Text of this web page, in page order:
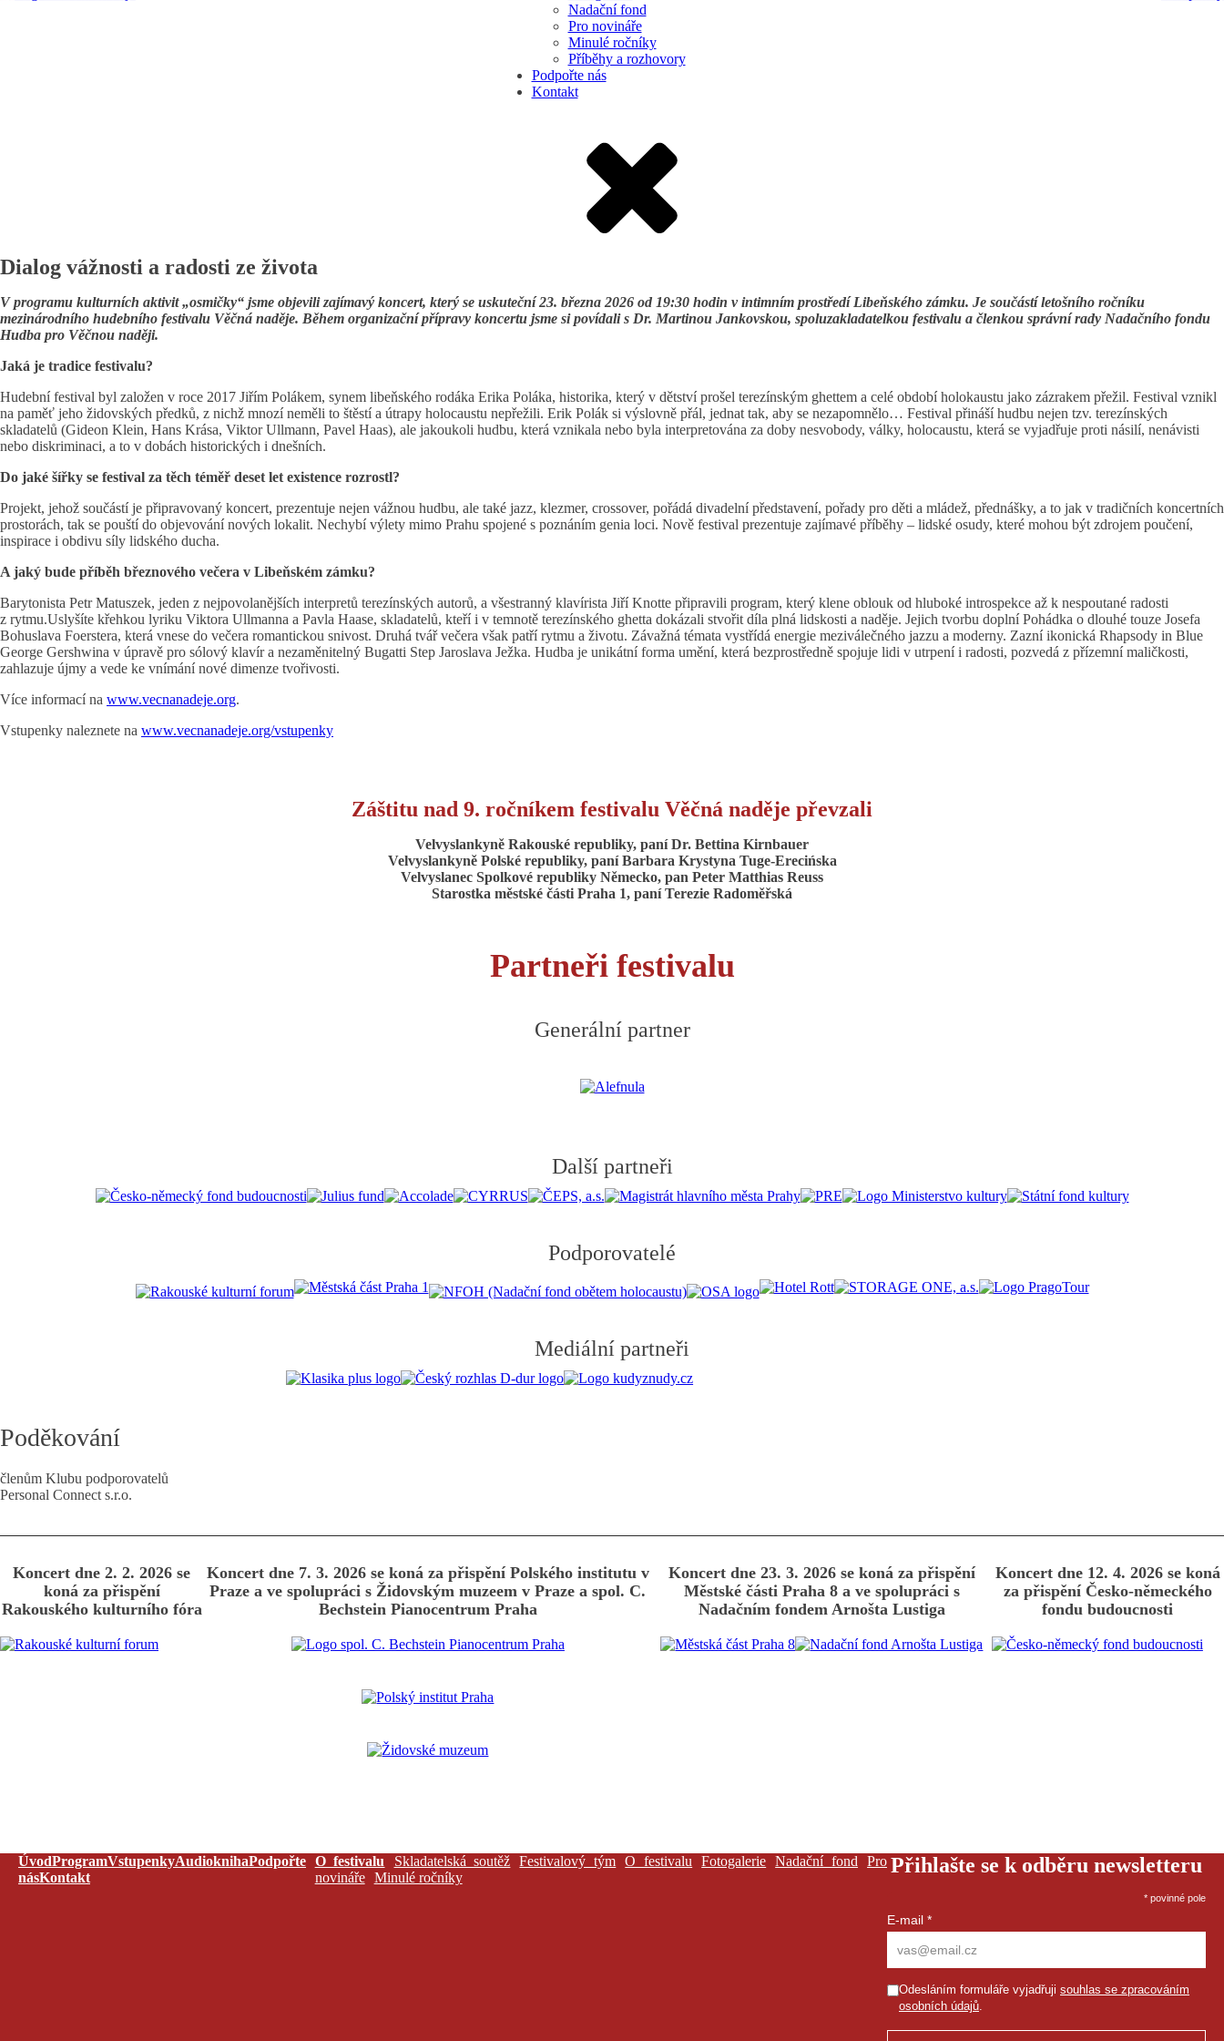
Nadační fond
Pro novináře
Minulé ročníky
Příběhy a rozhovory
Podpořte nás
Kontakt
Dialog vážnosti a radosti ze života
V programu kulturních aktivit „osmičky“ jsme objevili zajímavý koncert, který se uskuteční 23. března 2026 od 19:30 hodin v intimním prostředí Libeňského zámku. Je součástí letošního ročníku
mezinárodního hudebního festivalu Věčná naděje. Během organizační přípravy koncertu jsme si povídali s Dr. Martinou Jankovskou, spoluzakladatelkou festivalu a členkou správní rady Nadačního fondu
Hudba pro Věčnou naději.
Jaká je tradice festivalu?
Hudební festival byl založen v roce 2017 Jiřím Polákem, synem libeňského rodáka Erika Poláka, historika, který v dětství prošel terezínským ghettem a celé období holokaustu jako zázrakem přežil. Festival vznikl
na paměť jeho židovských předků, z nichž mnozí neměli to štěstí a útrapy holocaustu nepřežili. Erik Polák si výslovně přál, jednat tak, aby se nezapomnělo… Festival přináší hudbu nejen tzv. terezínských
skladatelů (Gideon Klein, Hans Krása, Viktor Ullmann, Pavel Haas), ale jakoukoli hudbu, která vznikala nebo byla interpretována za doby nesvobody, války, holocaustu, která se vyjadřuje proti násilí, nenávisti
nebo diskriminaci, a to v dobách historických i dnešních.
Do jaké šířky se festival za těch téměř deset let existence rozrostl?
Projekt, jehož součástí je připravovaný koncert, prezentuje nejen vážnou hudbu, ale také jazz, klezmer, crossover, pořádá divadelní představení, pořady pro děti a mládež, přednášky, a to jak v tradičních koncertních
prostorách, tak se pouští do objevování nových lokalit. Nechybí výlety mimo Prahu spojené s poznáním genia loci. Nově festival prezentuje zajímavé příběhy – lidské osudy, které mohou být zdrojem poučení,
inspirace i obdivu síly lidského ducha.
A jaký bude příběh březnového večera v Libeňském zámku?
Barytonista Petr Matuszek, jeden z nejpovolanějších interpretů terezínských autorů, a všestranný klavírista Jiří Knotte připravili program, který klene oblouk od hluboké introspekce až k nespoutané radosti
z rytmu.Uslyšíte křehkou lyriku Viktora Ullmanna a Pavla Haase, skladatelů, kteří i v temnotě terezínského ghetta dokázali stvořit díla plná lidskosti a naděje. Jejich tvorbu doplní Pohádka o dlouhé touze Josefa
Bohuslava Foerstera, která vnese do večera romantickou snivost. Druhá tvář večera však patří rytmu a životu. Závažná témata vystřídá energie meziválečného jazzu a moderny. Zazní ikonická Rhapsody in Blue
George Gershwina v úpravě pro sólový klavír a nezaměnitelný Bugatti Step Jaroslava Ježka. Hudba je unikátní forma umění, která bezprostředně spojuje lidi v utrpení i radosti, pozvedá z přízemní maličkosti,
zahlazuje újmy a vede ke vnímání nové dimenze tvořivosti.
Více informací na www.vecnanadeje.org.
Vstupenky naleznete na www.vecnanadeje.org/vstupenky
Záštitu nad 9. ročníkem festivalu Věčná naděje převzali
Velvyslankyně Rakouské republiky, paní Dr. Bettina Kirnbauer
Velvyslankyně Polské republiky, paní Barbara Krystyna Tuge-Erecińska
Velvyslanec Spolkové republiky Německo, pan Peter Matthias Reuss
Starostka městské části Praha 1, paní Terezie Radoměřská
Partneři festivalu
Generální partner
Další partneři
Podporovatelé
Mediální partneři
Poděkování
členům Klubu podporovatelů
Personal Connect s.r.o.
Koncert dne 2. 2. 2026 se
koná za přispění
Rakouského kulturního fóra
Koncert dne 7. 3. 2026 se koná za přispění Polského institutu v
Praze a ve spolupráci s Židovským muzeem v Praze a spol. C.
Bechstein Pianocentrum Praha
Koncert dne 23. 3. 2026 se koná za přispění
Městské části Praha 8 a ve spolupráci s
Nadačním fondem Arnošta Lustiga
Koncert dne 12. 4. 2026 se koná
za přispění Česko-německého
fondu budoucnosti
ÚvodProgramVstupenkyAudioknihaPodpořte
násKontakt
O festivalu Skladatelská soutěž Festivalový tým O festivalu Fotogalerie Nadační fond
Pro
novináře
Minulé ročníky
Přihlašte se k odběru newsletteru
* povinné pole
E-mail *
Odesláním formuláře vyjadřuji souhlas se zpracováním
osobních údajů.